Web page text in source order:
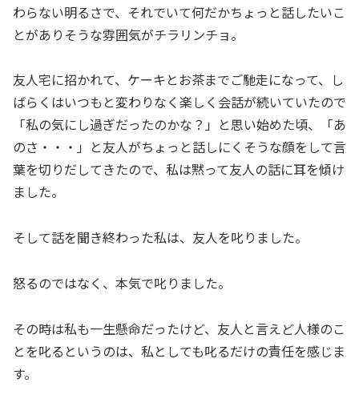
わらない明るさで、それでいて何だかちょっと話したいこ
とがありそうな雰囲気がチラリンチョ。
友人宅に招かれて、ケーキとお茶までご馳走になって、し
ばらくはいつもと変わりなく楽しく会話が続いていたので
「私の気にし過ぎだったのかな？」と思い始めた頃、「あ
のさ・・・」と友人がちょっと話しにくそうな顔をして言
葉を切りだしてきたので、私は黙って友人の話に耳を傾け
ました。
そして話を聞き終わった私は、友人を叱りました。
怒るのではなく、本気で叱りました。
その時は私も一生懸命だったけど、友人と言えど人様のこ
とを叱るというのは、私としても叱るだけの責任を感じま
す。